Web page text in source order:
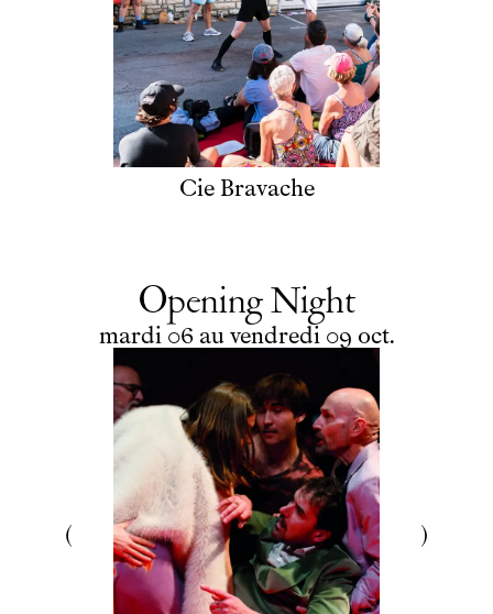
Cie Bravache
Opening Night
du
mardi
mardi 06 au au
vendredi
vendredi 09 octobre
oct.